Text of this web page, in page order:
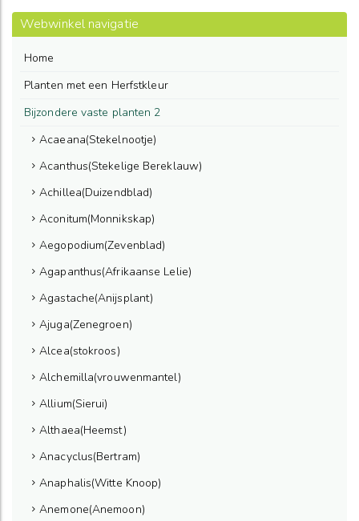
Webwinkel navigatie
Home
Planten met een Herfstkleur
Bijzondere vaste planten 2
Acaeana(Stekelnootje)
Acanthus(Stekelige Bereklauw)
Achillea(Duizendblad)
Aconitum(Monnikskap)
Aegopodium(Zevenblad)
Agapanthus(Afrikaanse Lelie)
Agastache(Anijsplant)
Ajuga(Zenegroen)
Alcea(stokroos)
Alchemilla(vrouwenmantel)
Allium(Sierui)
Althaea(Heemst)
Anacyclus(Bertram)
Anaphalis(Witte Knoop)
Anemone(Anemoon)